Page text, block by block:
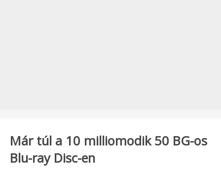
Már túl a 10 milliomodik 50 BG-os
Blu-ray Disc-en